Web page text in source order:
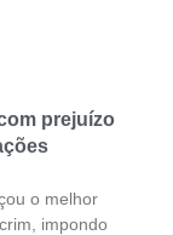
prejuízo
o melhor
impondo